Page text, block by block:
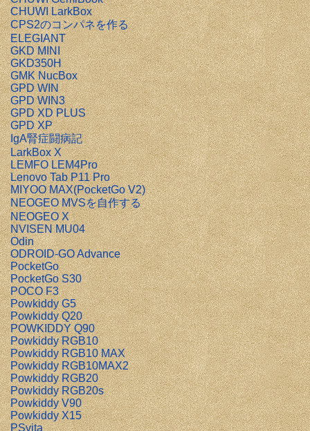
CHUWI LarkBox
CPS2のコンパネを作る
ELEGIANT
GKD MINI
GKD350H
GMK NucBox
GPD WIN
GPD WIN3
GPD XD PLUS
GPD XP
IgA腎症闘病記
LarkBox X
LEMFO LEM4Pro
Lenovo Tab P11 Pro
MIYOO MAX(PocketGo V2)
NEOGEO MVSを自作する
NEOGEO X
NVISEN MU04
Odin
ODROID-GO Advance
PocketGo
PocketGo S30
POCO F3
Powkiddy G5
Powkiddy Q20
POWKIDDY Q90
Powkiddy RGB10
Powkiddy RGB10 MAX
Powkiddy RGB10MAX2
Powkiddy RGB20
Powkiddy RGB20s
Powkiddy V90
Powkiddy X15
PSvita